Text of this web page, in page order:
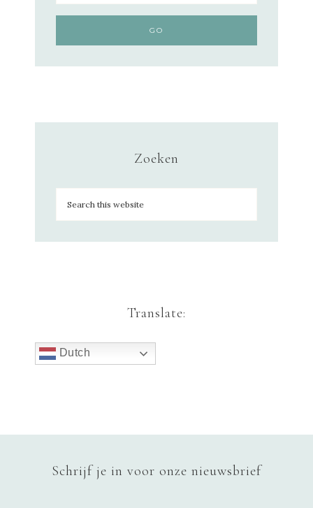
Zoeken
Translate:
Dutch
Schrijf je in voor onze nieuwsbrief